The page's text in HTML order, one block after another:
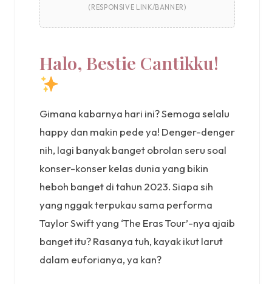
(RESPONSIVE LINK/BANNER)
Halo, Bestie Cantikku!
Gimana kabarnya hari ini? Semoga selalu
happy dan makin pede ya! Denger-denger
nih, lagi banyak banget obrolan seru soal
konser-konser kelas dunia yang bikin
heboh banget di tahun 2023. Siapa sih
yang nggak terpukau sama performa
Taylor Swift yang ‘The Eras Tour’-nya ajaib
banget itu? Rasanya tuh, kayak ikut larut
dalam euforianya, ya kan?